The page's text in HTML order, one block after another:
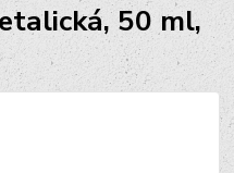
50 ml,